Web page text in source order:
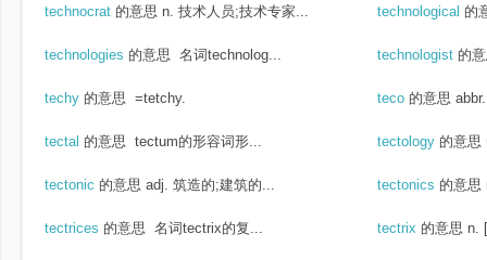
technocrat 的意思 n. 技术人员;技术专家... technological 的
technologies 的意思 名词technolog... technologist 的
techy 的意思 =tetchy. teco 的意思
tectal 的意思 tectum的形容词形... tectology 的意思
tectonic 的意思 adj. 筑造的;建筑的... tectonics 的意思
tectrices 的意思 名词tectrix的复... tectrix 的意思 n.